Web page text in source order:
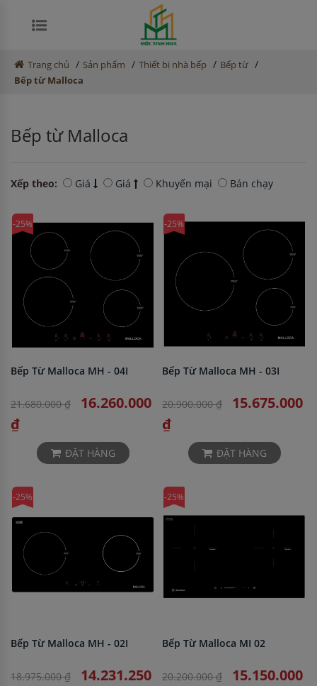
Trang chủ / Sản phẩm / Thiết bị nhà bếp / Bếp từ /
Bếp từ Malloca
Bếp từ Malloca
Xếp theo: Giá Giá Khuyến mại Bán chạy
-25%
Bếp Từ Malloca MH - 04I
21.680.000 ₫
16.260.000
₫
ĐẶT HÀNG
-25%
Bếp Từ Malloca MH - 03I
20.900.000 ₫
15.675.000
₫
ĐẶT HÀNG
-25%
Bếp Từ Malloca MH - 02I
18.975.000 ₫
14.231.250
-25%
Bếp Từ Malloca MI 02
20.200.000 ₫
15.150.000